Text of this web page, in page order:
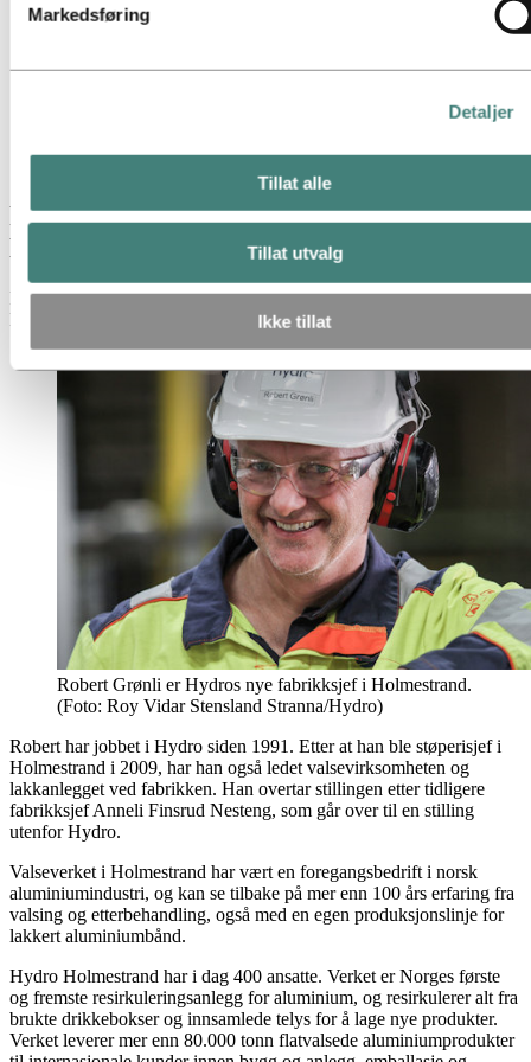
Markedsføring
Detaljer
Tillat alle
Tillat utvalg
Ikke tillat
Nyhetsabonnement
Robert Grønli ny sjef for Hydro
Holmestrand
Robert Grønli er utnevnt som ny fabrikksjef ved Hydros valseverk i
Holmestrand med virkning fra 1. mai 2020.
Robert Grønli er Hydros nye fabrikksjef i Holmestrand.
(Foto: Roy Vidar Stensland Stranna/Hydro)
Robert har jobbet i Hydro siden 1991. Etter at han ble støperisjef i
Holmestrand i 2009, har han også ledet valsevirksomheten og
lakkanlegget ved fabrikken. Han overtar stillingen etter tidligere
fabrikksjef Anneli Finsrud Nesteng, som går over til en stilling
utenfor Hydro.
Valseverket i Holmestrand har vært en foregangsbedrift i norsk
aluminiumindustri, og kan se tilbake på mer enn 100 års erfaring fra
valsing og etterbehandling, også med en egen produksjonslinje for
lakkert aluminiumbånd.
Hydro Holmestrand har i dag 400 ansatte. Verket er Norges første
og fremste resirkuleringsanlegg for aluminium, og resirkulerer alt fra
brukte drikkebokser og innsamlede telys for å lage nye produkter.
Verket leverer mer enn 80.000 tonn flatvalsede aluminiumprodukter